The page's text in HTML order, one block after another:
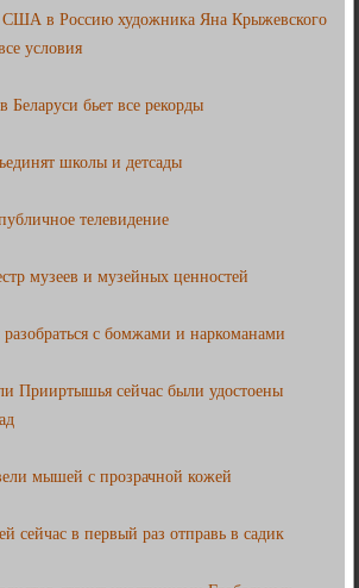
США в Россию художника Яна Крыжевского
условия
Беларуси бьет все рекорды
школы и детсады
телевидение
музеев и музейных ценностей
с бомжами и наркоманами
Прииртышья сейчас были удостоены
мышей с прозрачной кожей
сейчас в первый раз отправь в садик